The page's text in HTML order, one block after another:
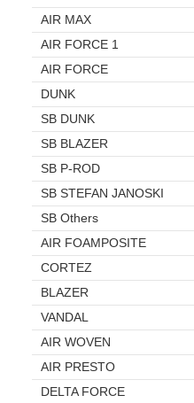
AIR MAX
AIR FORCE 1
AIR FORCE
DUNK
SB DUNK
SB BLAZER
SB P-ROD
SB STEFAN JANOSKI
SB Others
AIR FOAMPOSITE
CORTEZ
BLAZER
VANDAL
AIR WOVEN
AIR PRESTO
DELTA FORCE